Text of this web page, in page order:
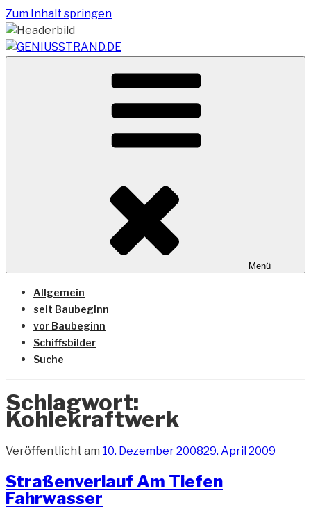
Zum Inhalt springen
GENIUSSTRAND.DE
Vom Geniusstrand zum JadeWeserPort/Container
Terminal Wilhelmshaven
Menü
Allgemein
seit Baubeginn
vor Baubeginn
Schiffsbilder
Suche
Schlagwort:
Kohlekraftwerk
Veröffentlicht am 10. Dezember 200829. April 2009
Straßenverlauf Am Tiefen
Fahrwasser